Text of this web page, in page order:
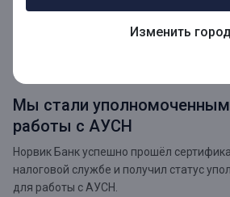
Изменить город
внимание на изменения в расписании
04.06.2026
Мы стали
работы с АУСН
Норвик Банк успешно прошёл
налоговой службе и получил статус
для работы с АУСН.